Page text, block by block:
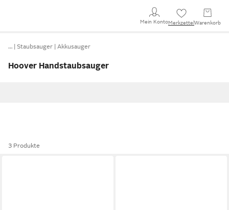
Mein KontoMerkzettel Warenkorb
… Staubsauger Akkusauger
Hoover Handstaubsauger
3 Produkte